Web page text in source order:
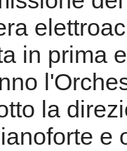
in prima
la
e